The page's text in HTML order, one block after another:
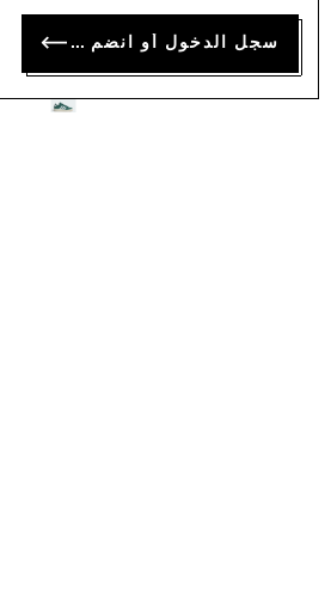
سجل الدخول أو انضم الآن
00S
KD 28.75